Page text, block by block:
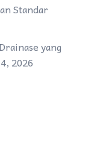
Standar
yang
2026